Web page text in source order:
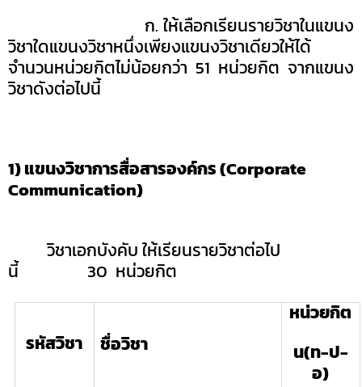
ก. ให้เลือกเรียนรายวิชาในแขนง
วิชาใดแขนงวิชาหนึ่งเพียงแขนงวิชาเดียวให้ได้
จำนวนหน่วยกิตไม่น้อยกว่า 51 หน่วยกิต จากแขนง
วิชาดังต่อไปนี้
1) แขนงวิชาการสื่อสารองค์กร (Corporate
Communication)
วิชาเอกบังคับ ให้เรียนรายวิชาต่อไป
นี้
30 หน่วยกิต
รหัสวิชา ชื่อวิชา
หน่วยกิต
น(ท-ป-
อ)